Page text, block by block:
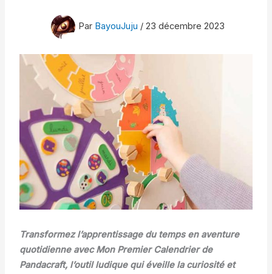
Par BayouJuju / 23 décembre 2023
Transformez l’apprentissage du temps en aventure
quotidienne avec Mon Premier Calendrier de
Pandacraft, l’outil ludique qui éveille la curiosité et